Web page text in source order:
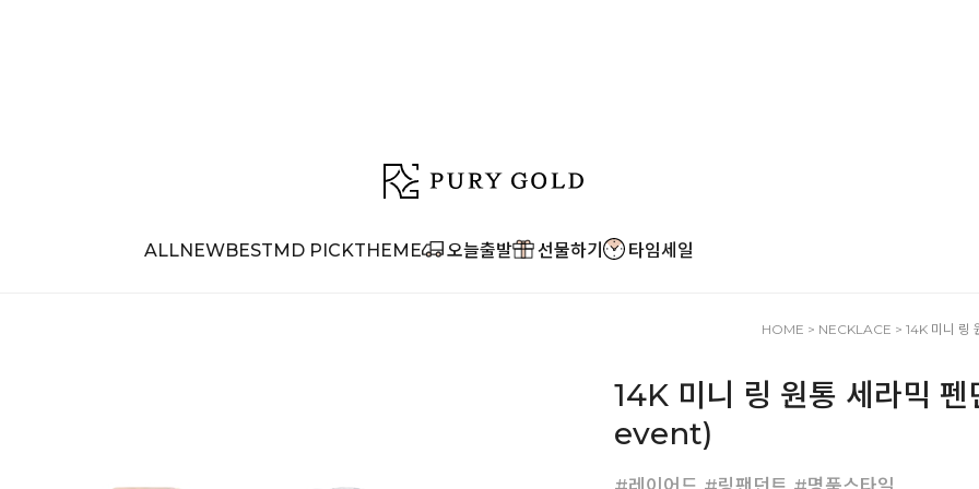
ALLNEWBESTMD PICKTHEME 오늘출발 선물하기 타임세일
HOME > NECKLACE > 14K 미니 링
14K 미니 링 원통 세라믹
event)